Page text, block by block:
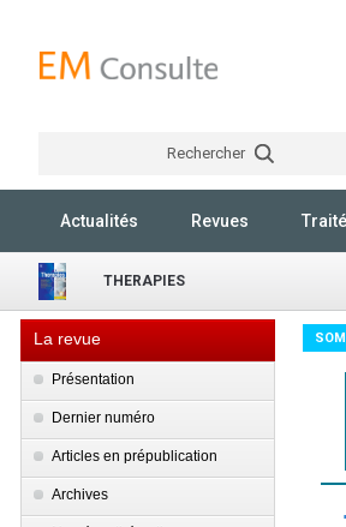
Rechercher
Actualités Revues
THERAPIES
La revue
Présentation
Dernier numéro
Articles en prépublication
Archives